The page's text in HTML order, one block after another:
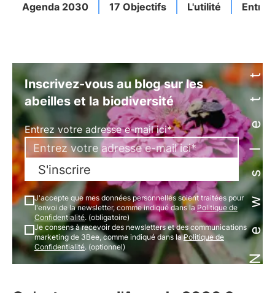
Agenda 2030 17 Objectifs L'utilité Newsletter
Inscrivez-vous au blog sur les
abeilles et la biodiversité
Entrez votre adresse e-mail ici*
S'inscrire
J'accepte que mes données personnelles soient traitées pour
l'envoi de la newsletter, comme indiqué dans laPolitique de
Confidentialité. (obligatoire)
Je consens à recevoir des newsletters et des communications
marketing de 3Bee, comme indiqué dans laPolitique de
Confidentialité. (optionnel)